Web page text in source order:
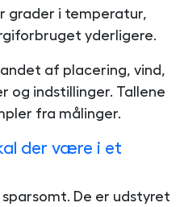
grader i temperatur,
yderligere.
af placering, vind,
og indstillinger. Tallene
fra målinger.
der være i et
sparsomt. De er udstyret